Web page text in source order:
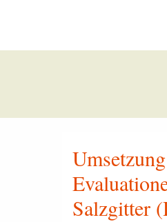
Salzgitter